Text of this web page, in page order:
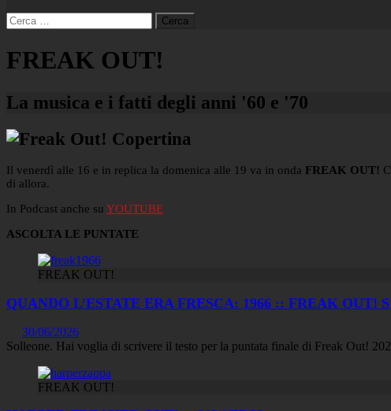
Ricerca
per:
FREAK OUT!
La musica e i fatti degli anni '60 e '70
Il venerdì alle 16 e in replica la domenica alle 19 va in onda FREAK OUT!
di allora.
In Podcast anche su YOUTUBE
ASCOLTA LE PUNTATE
FREAK OUT!
QUANDO L’ESTATE ERA FRESCA: 1966 :: FREAK OUT!
30/06/2026
Solleone. Hai voglia di scrivere il testo per la puntata finale di Freak Out!
FREAK OUT!